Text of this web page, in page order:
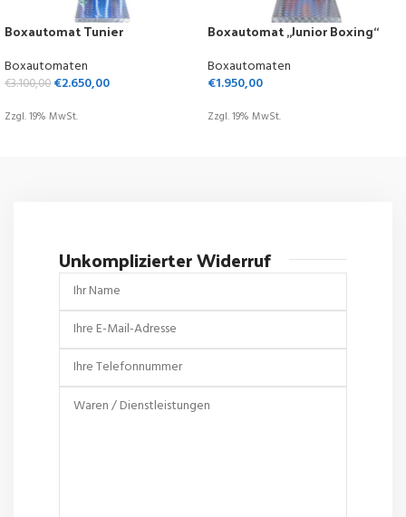
Boxautomat Tunier
Boxautomaten
€3.100,00 €2.650,00
Zzgl. 19% MwSt.
Boxautomat „Junior Boxing“
Boxautomaten
€1.950,00
Zzgl. 19% MwSt.
Unkomplizierter Widerruf